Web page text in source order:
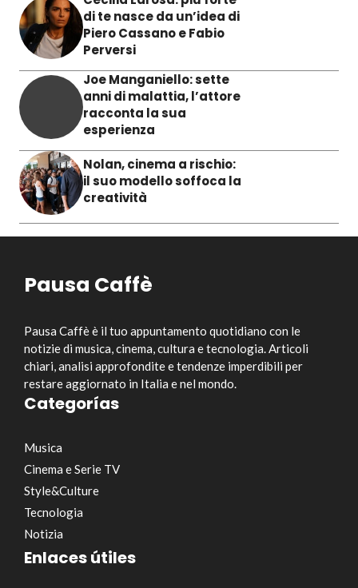
di te nasce da un’idea di
Piero Cassano e Fabio
Perversi
Joe Manganiello: sette
anni di malattia, l’attore
racconta la sua
esperienza
Nolan, cinema a rischio:
il suo modello soffoca la
creatività
Pausa Caffè
Pausa Caffè è il tuo appuntamento quotidiano con le
notizie di musica, cinema, cultura e tecnologia. Articoli
chiari, analisi approfondite e tendenze imperdibili per
restare aggiornato in Italia e nel mondo.
Categorías
Musica
Cinema e Serie TV
Style&Culture
Tecnologia
Notizia
Enlaces útiles